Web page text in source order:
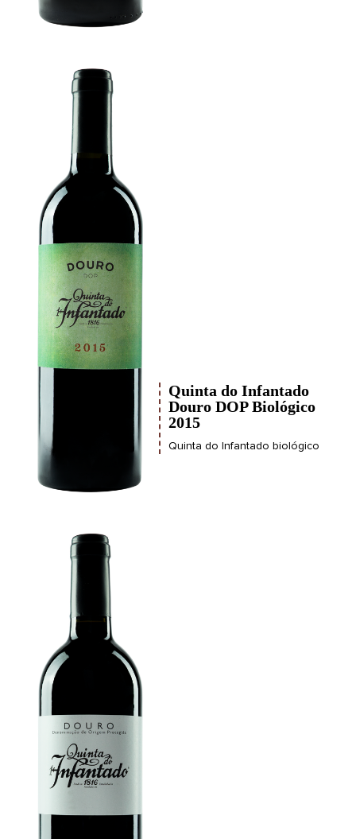
Quinta do Infantado
Douro DOP Biológico
2015
Quinta do Infantado biológico